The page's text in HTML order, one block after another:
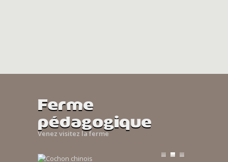
Ferme
pédagogique
Venez visitez la ferme